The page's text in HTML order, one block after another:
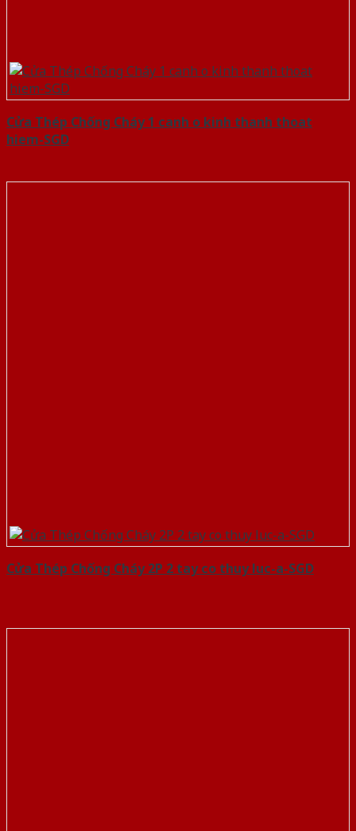
Cửa Thép Chống Cháy 1 canh o kinh thanh thoat
hiem-SGD
Cửa Thép Chống Cháy 2P 2 tay co thuy luc-a-SGD